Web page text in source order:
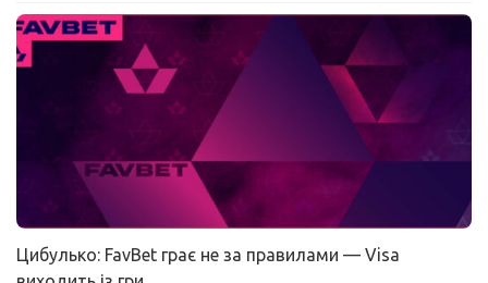
Цибулько: FavBet грає не за правилами — Visa